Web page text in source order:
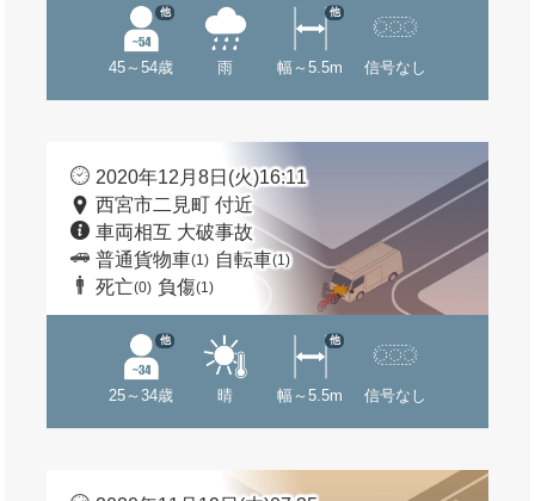
45～54歳
他
雨 幅～5.5m
他
信号なし
2020年12月8日(火)16:11
西宮市二見町 付近
車両相互 大破事故
普通貨物車(1) 自転車(1)
死亡(0) 負傷(1)
25～34歳
他
晴 幅～5.5m
他
信号なし